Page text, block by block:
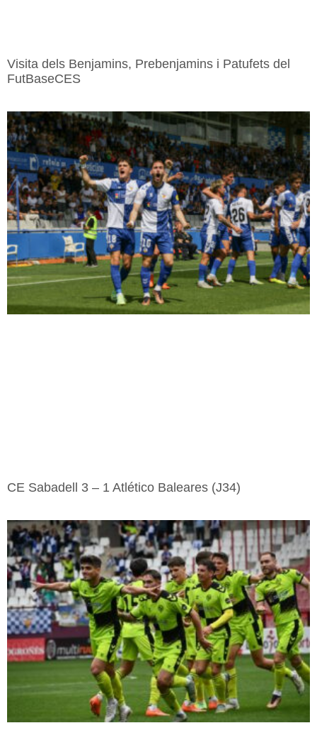
Visita dels Benjamins, Prebenjamins i Patufets del
FutBaseCES
CE Sabadell 3 – 1 Atlético Baleares (J34)